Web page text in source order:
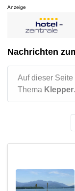
Anzeige
Nachrichten
Auf dieser
Thema Klepper.